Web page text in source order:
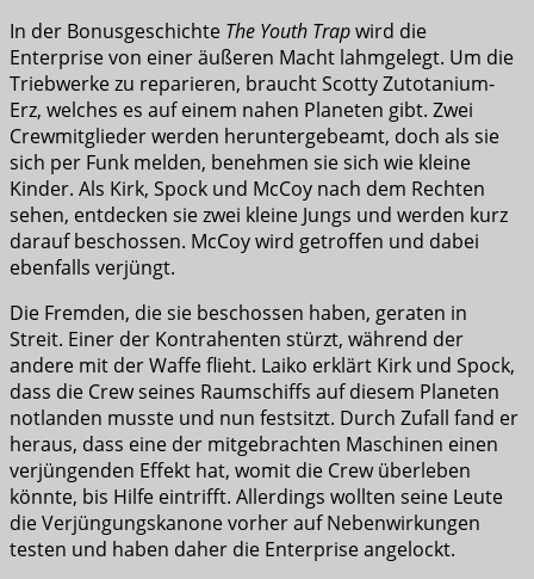
In der Bonusgeschichte The Youth Trapwird die
Enterprise von einer äußeren Macht lahmgelegt. Um die
Triebwerke zu reparieren, braucht Scotty Zutotanium-
Erz, welches es auf einem nahen Planeten gibt. Zwei
Crewmitglieder werden heruntergebeamt, doch als sie
sich per Funk melden, benehmen sie sich wie kleine
Kinder. Als Kirk, Spock und McCoy nach dem Rechten
sehen, entdecken sie zwei kleine Jungs und werden kurz
darauf beschossen. McCoy wird getroffen und dabei
ebenfalls verjüngt.
Die Fremden, die sie beschossen haben, geraten in
Streit. Einer der Kontrahenten stürzt, während der
andere mit der Waffe flieht. Laiko erklärt Kirk und Spock,
dass die Crew seines Raumschiffs auf diesem Planeten
notlanden musste und nun festsitzt. Durch Zufall fand er
heraus, dass eine der mitgebrachten Maschinen einen
verjüngenden Effekt hat, womit die Crew überleben
könnte, bis Hilfe eintrifft. Allerdings wollten seine Leute
die Verjüngungskanone vorher auf Nebenwirkungen
testen und haben daher die Enterprise angelockt.